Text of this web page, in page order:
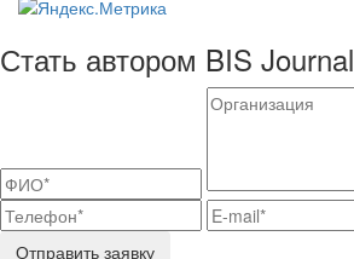
Стать автором BIS Journal
Отправить заявку